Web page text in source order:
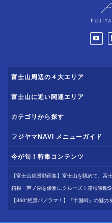
富士山周辺の４大エリア
富士山に近い関連エリア
カテゴリから探す
フジヤマNAVI メニューガイド
今が旬！特集コンテンツ
【富士山絶景動画集】富士山を眺めて、富
箱根・芦ノ湖を優雅にクルーズ！箱根遊船
【360°絶景パノラマ！】『十国峠』の魅力